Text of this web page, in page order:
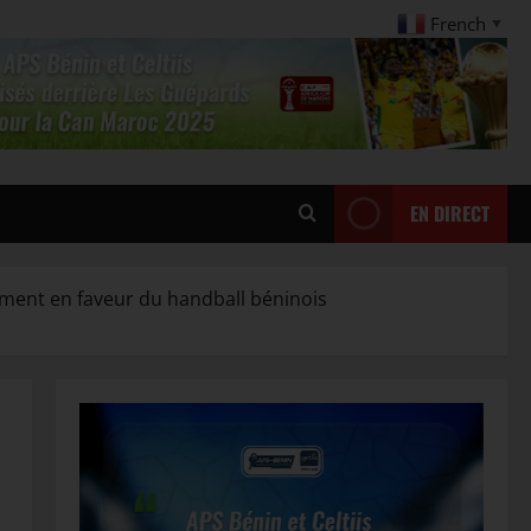
French ▼
EN DIRECT
en faveur du handball béninois